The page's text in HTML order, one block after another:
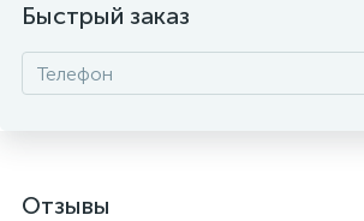
Быстрый заказ
Отзывы